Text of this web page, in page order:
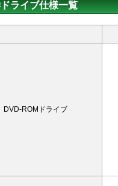
ライブ仕様一覧
DVD-ROMドライブ